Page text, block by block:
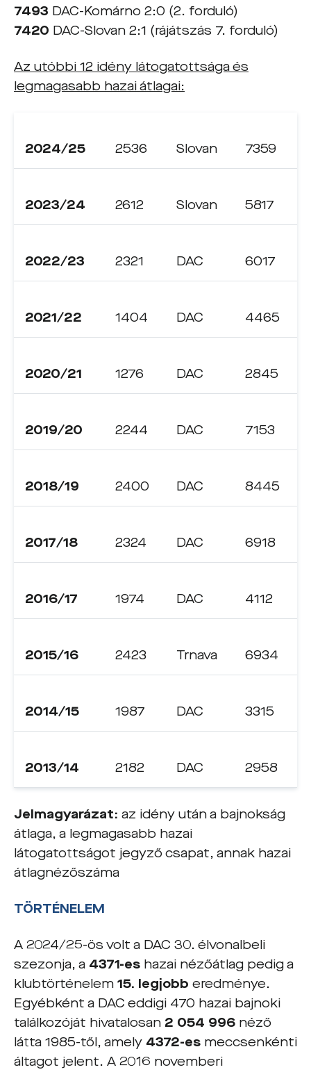
7493 DAC-Komárno 2:0 (2. forduló)
7420 DAC-Slovan 2:1 (rájátszás 7. forduló)
Az utóbbi 12 idény látogatottsága és
legmagasabb hazai átlagai:
2024/25 2536 Slovan 7359
2023/24 2612 Slovan 5817
2022/23 2321 DAC 6017
2021/22 1404 DAC 4465
2020/21 1276 DAC 2845
2019/20 2244 DAC 7153
2018/19 2400 DAC 8445
2017/18 2324 DAC 6918
2016/17 1974 DAC 4112
2015/16 2423 Trnava 6934
2014/15 1987 DAC 3315
2013/14 2182 DAC 2958
Jelmagyarázat: az idény után a bajnokság
átlaga, a legmagasabb hazai
látogatottságot jegyző csapat, annak hazai
átlagnézőszáma
TÖRTÉNELEM
A 2024/25-ös volt a DAC 30. élvonalbeli
szezonja, a 4371-es hazai nézőátlag pedig a
klubtörténelem 15. legjobb eredménye.
Egyébként a DAC eddigi 470 hazai bajnoki
találkozóját hivatalosan 2 054 996 néző
látta 1985-től, amely 4372-es meccsenkénti
áltagot jelent. A 2016 novemberi